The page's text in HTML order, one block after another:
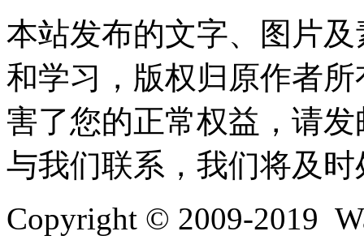
本站发布的文字、图片
和学习，版权归原作者
害了您的正常权益，请发
与我们联系，我们将及时
Copyright © 2009-2019